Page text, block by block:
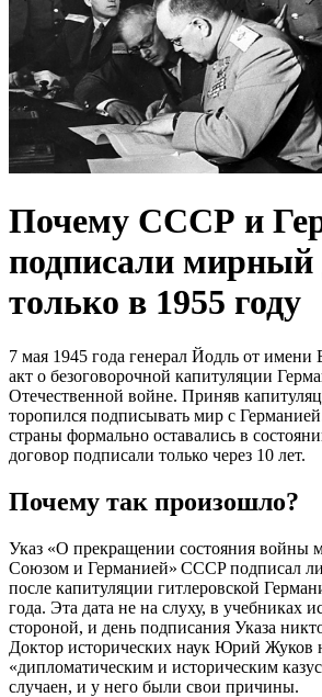
Почему СССР и
подписали мирный
только в 1955 году
7 мая 1945 года генерал Йодль от имени
акт о безоговорочной капитуляции
Отечественной войне. Приняв
торопился подписывать мир с
страны формально оставались в
договор подписали только через 10 лет.
Почему так произошло?
Указ «О прекращении состояния войны
Союзом и Германией» СССР подписал
после капитуляции гитлеровской
года. Эта дата не на слуху, в учебниках
стороной, и день подписания Указа
Доктор исторических наук Юрий Жуков
«дипломатическим и историческим
случаен, и у него были свои причины.